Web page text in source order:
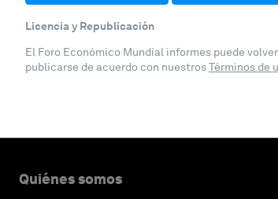
Licencia y Republicación
El Foro Económico Mundial informes puede
publicarse de acuerdo con nuestrosTérminos de
Quiénes somos